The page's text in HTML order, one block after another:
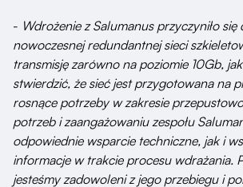
- Wdrożenie z Salumanus przyczyniło
nowoczesnej redundantnej sieci
transmisję zarówno na poziomie 10Gb,
stwierdzić, że sieć jest przygotowana na
rosnące potrzeby w zakresie
potrzeb i zaangażowaniu zespołu
odpowiednie wsparcie techniczne, jak i
informacje w trakcie procesu wdrażania.
jesteśmy zadowoleni z jego przebiegu i